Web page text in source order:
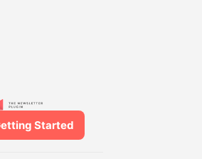
Started